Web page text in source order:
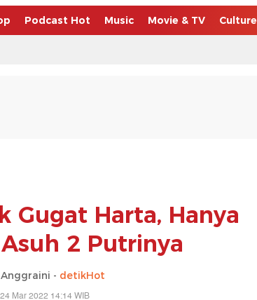
Podcast Hot Music Movie & TV Culture
Gugat Harta, Hanya
2 Putrinya
- detikHot
Mar 2022 14:14 WIB